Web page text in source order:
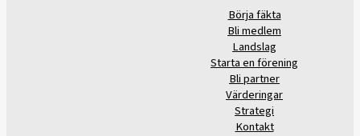
Börja fäkta
Bli medlem
Landslag
Starta en förening
Bli partner
Värderingar
Strategi
Kontakt